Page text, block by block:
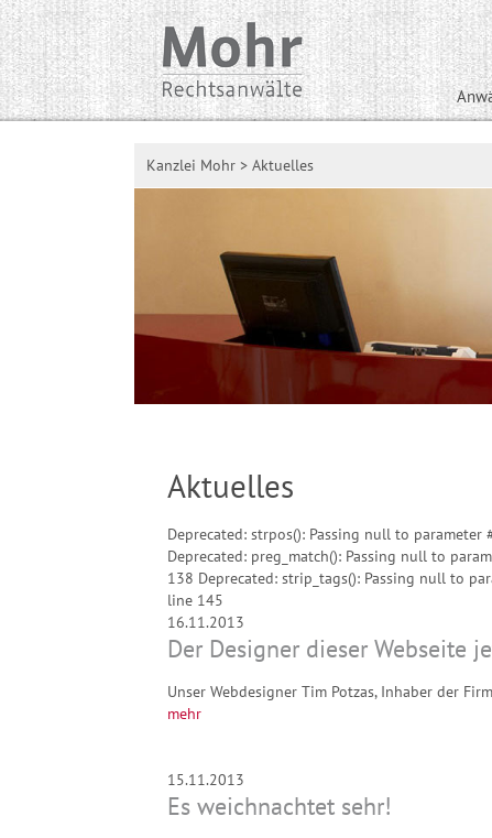
Kanzlei Mohr > Aktuelles
Aktuelles
Deprecated: strpos(): Passing null to
Deprecated: preg_match(): Passing null to
138 Deprecated: strip_tags(): Passing null to
line 145
16.11.2013
Der Designer dieser Webseite
Unser Webdesigner Tim Potzas, Inhaber der
mehr
15.11.2013
Es weichnachtet sehr!